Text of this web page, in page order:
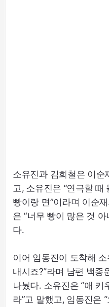
소유진과 김희철은 이순
고, 소유진은 “연극할 때
빵이랑 면”이라며 이순
은 “너무 빵이 많은 것
다.
이어 임동진이 도착해
내시죠?”라며 남편 백종
나눴다. 소유진은 “애 키
라”고 말했고, 임동진은